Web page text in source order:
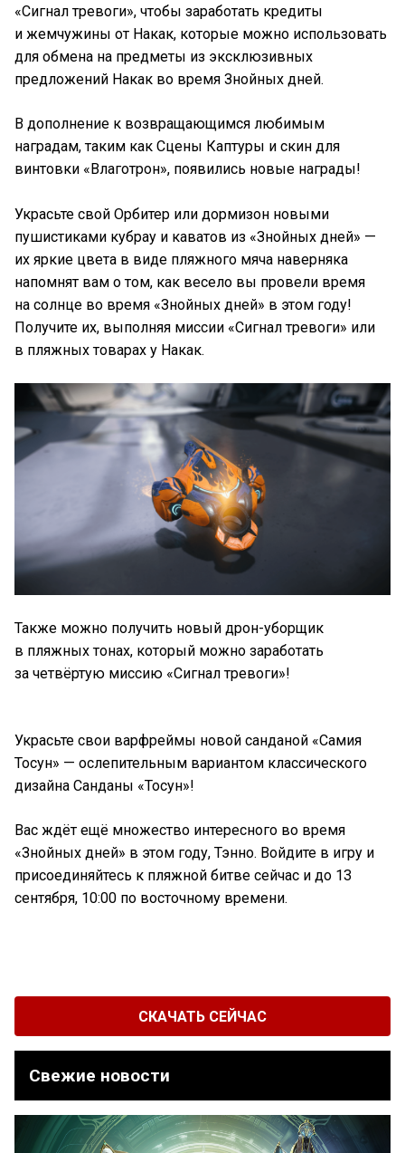
«Сигнал тревоги», чтобы заработать кредиты
и жемчужины от Накак, которые можно использовать
для обмена на предметы из эксклюзивных
предложений Накак во время Знойных дней.
В дополнение к возвращающимся любимым
наградам, таким как Сцены Каптуры и скин для
винтовки «Влаготрон», появились новые награды!
Украсьте свой Орбитер или дормизон новыми
пушистиками кубрау и каватов из «Знойных дней» —
их яркие цвета в виде пляжного мяча наверняка
напомнят вам о том, как весело вы провели время
на солнце во время «Знойных дней» в этом году!
Получите их, выполняя миссии «Сигнал тревоги» или
в пляжных товарах у Накак.
Также можно получить новый дрон-уборщик
в пляжных тонах, который можно заработать
за четвёртую миссию «Сигнал тревоги»!
Украсьте свои варфреймы новой санданой «Самия
Тосун» — ослепительным вариантом классического
дизайна Санданы «Тосун»!
Вас ждёт ещё множество интересного во время
«Знойных дней» в этом году, Тэнно. Войдите в игру и
присоединяйтесь к пляжной битве сейчас и до 13
сентября, 10:00 по восточному времени.
СКАЧАТЬ СЕЙЧАС
Свежие новости